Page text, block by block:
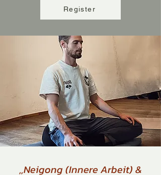
Register
,,Neigong (Innere Arbeit) &